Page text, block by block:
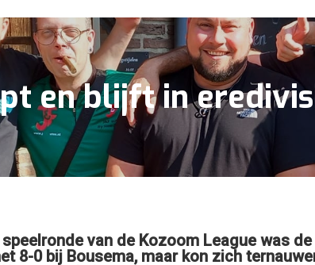
en blijft in
van de Kozoom League was
8-0 bij Bousema, maar kon zich